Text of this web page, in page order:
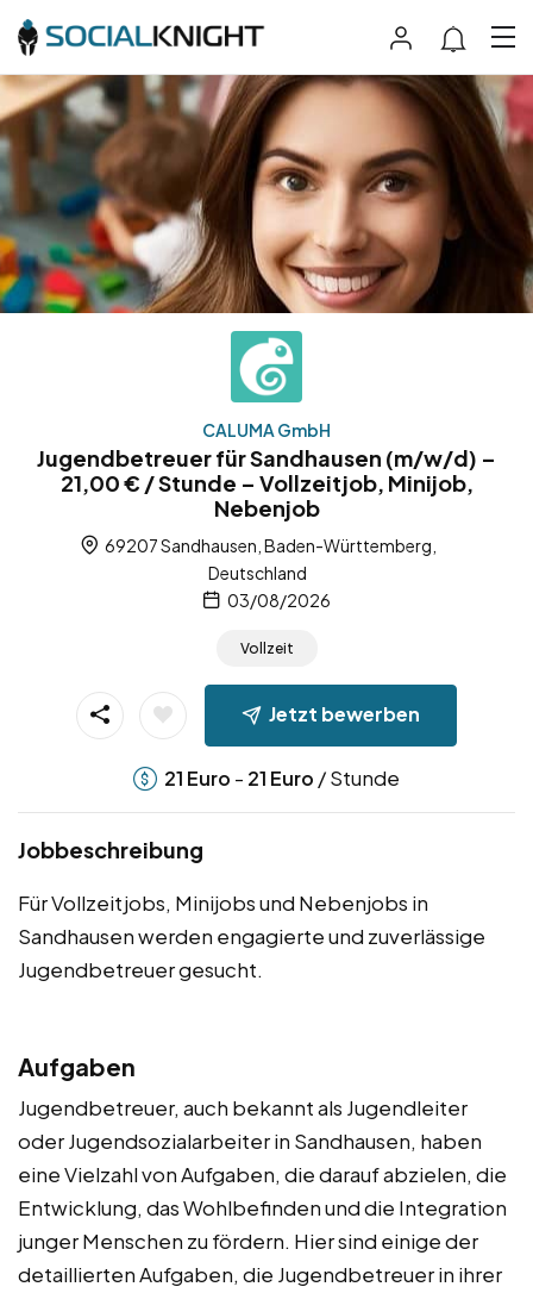
CALUMA GmbH
Jugendbetreuer für Sandhausen (m/w/d) –
21,00 € / Stunde – Vollzeitjob, Minijob,
Nebenjob
69207 Sandhausen, Baden-Württemberg,
Deutschland
03/08/2026
Vollzeit
Jetzt bewerben
21 Euro - 21 Euro / Stunde
Jobbeschreibung
Für Vollzeitjobs, Minijobs und Nebenjobs in
Sandhausen werden engagierte und zuverlässige
Jugendbetreuer gesucht.
Aufgaben
Jugendbetreuer, auch bekannt als Jugendleiter
oder Jugendsozialarbeiter in Sandhausen, haben
eine Vielzahl von Aufgaben, die darauf abzielen, die
Entwicklung, das Wohlbefinden und die Integration
junger Menschen zu fördern. Hier sind einige der
detaillierten Aufgaben, die Jugendbetreuer in ihrer